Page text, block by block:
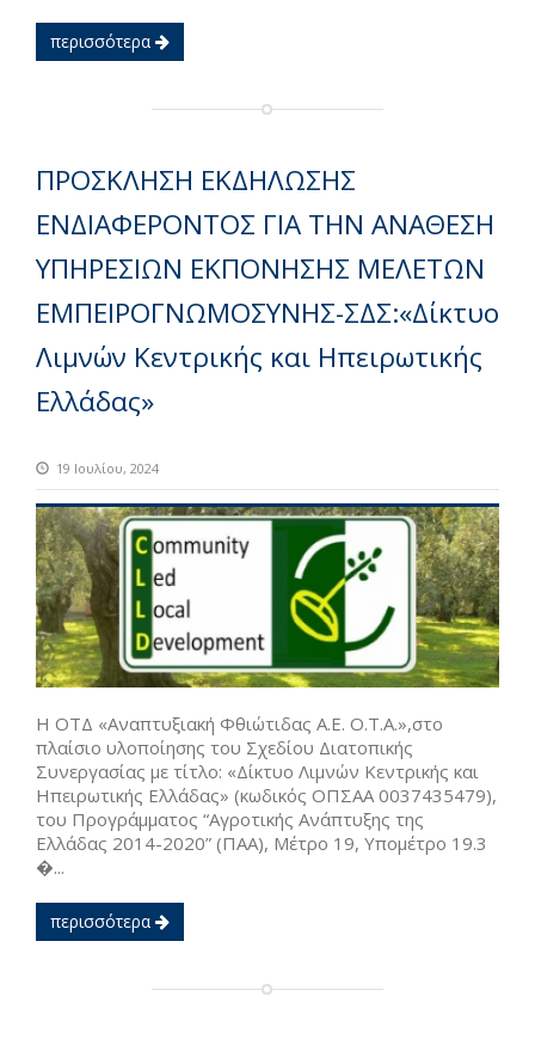
περισσότερα
ΠΡΟΣΚΛΗΣΗ ΕΚΔΗΛΩΣΗΣ
ΕΝΔΙΑΦΕΡΟΝΤΟΣ ΓΙΑ ΤΗΝ ΑΝΑΘΕΣΗ
ΥΠΗΡΕΣΙΩΝ ΕΚΠΟΝΗΣΗΣ ΜΕΛΕΤΩΝ
ΕΜΠΕΙΡΟΓΝΩΜΟΣΥΝΗΣ-ΣΔΣ:«Δίκτυο
Λιμνών Κεντρικής και Ηπειρωτικής
Ελλάδας»
19 Ιουλίου, 2024
Η ΟΤΔ «Αναπτυξιακή Φθιώτιδας Α.Ε. Ο.Τ.Α.»,στο
πλαίσιο υλοποίησης του Σχεδίου Διατοπικής
Συνεργασίας με τίτλο: «Δίκτυο Λιμνών Κεντρικής και
Ηπειρωτικής Ελλάδας» (κωδικός ΟΠΣΑΑ 0037435479),
του Προγράμματος “Αγροτικής Ανάπτυξης της
Ελλάδας 2014-2020” (ΠΑΑ), Μέτρο 19, Υπομέτρο 19.3
�...
περισσότερα